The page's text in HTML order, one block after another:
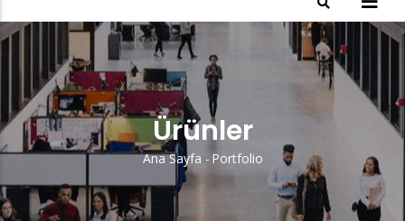
Ürünler
Sayfa
Yolu
Ana Sayfa - Portfolio